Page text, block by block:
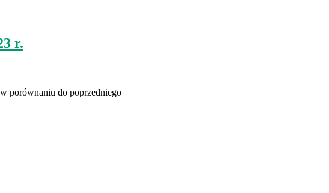
r.
porównaniu do poprzedniego